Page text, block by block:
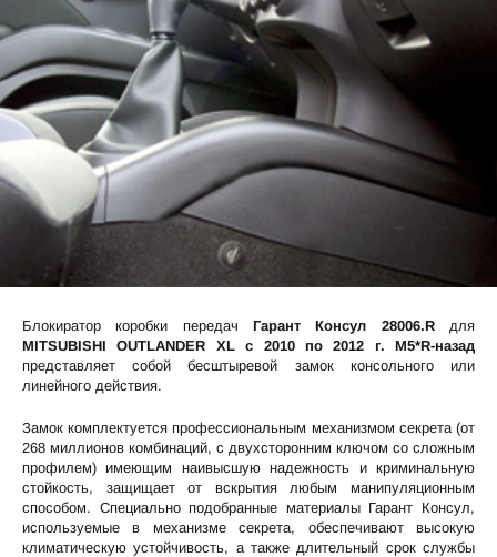
Блокиратор коробки передач Гарант Консул 28006.Rдля
MITSUBISHI OUTLANDER XL c 2010 по 2012 г. М5*R-назад
представляет собой бесштыревой замок консольного или
линейного действия.
Замок комплектуется профессиональным механизмом секрета (от
268 миллионов комбинаций, с двухсторонним ключом со сложным
профилем) имеющим наивысшую надежность и криминальную
стойкость, защищает от вскрытия любым манипуляционным
способом. Специально подобранные материалы Гарант Консул,
используемые в механизме секрета, обеспечивают высокую
климатическую устойчивость, а также длительный срок службы